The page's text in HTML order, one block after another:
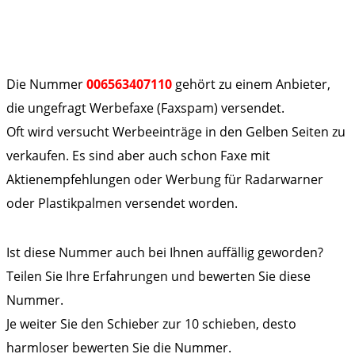
Die Nummer006563407110 gehört zu einem Anbieter,
die ungefragt Werbefaxe (Faxspam) versendet.
Oft wird versucht Werbeeinträge in den Gelben Seiten zu
verkaufen. Es sind aber auch schon Faxe mit
Aktienempfehlungen oder Werbung für Radarwarner
oder Plastikpalmen versendet worden.
Ist diese Nummer auch bei Ihnen auffällig geworden?
Teilen Sie Ihre Erfahrungen und bewerten Sie diese
Nummer.
Je weiter Sie den Schieber zur 10 schieben, desto
harmloser bewerten Sie die Nummer.